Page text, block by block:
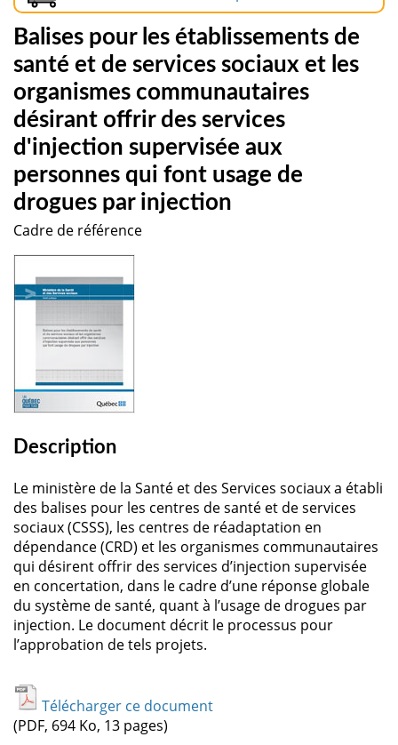
Balises pour les établissements de
santé et de services sociaux et les
organismes communautaires
désirant offrir des services
d'injection supervisée aux
personnes qui font usage de
drogues par injection
Cadre de référence
Description
Le ministère de la Santé et des Services sociaux a établi
des balises pour les centres de santé et de services
sociaux (CSSS), les centres de réadaptation en
dépendance (CRD) et les organismes communautaires
qui désirent offrir des services d’injection supervisée
en concertation, dans le cadre d’une réponse globale
du système de santé, quant à l’usage de drogues par
injection. Le document décrit le processus pour
l’approbation de tels projets.
Télécharger ce document
(PDF, 694 Ko, 13 pages)